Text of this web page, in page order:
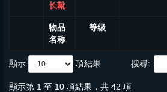
物品
名称
等级
长靴
顯示 項結果 搜尋:
顯示第 1 至 10 項結果，共 42 項